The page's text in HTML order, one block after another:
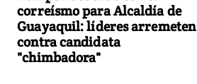
correísmo para Alcaldía de
Guayaquil: líderes arremeten
contra candidata
"chimbadora"